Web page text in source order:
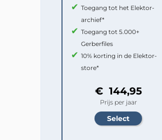
Toegang tot het Elektor-
archief*
Toegang tot 5.000+
Gerberfiles
10% korting in de Elektor-
store*
€ 144,95
Prijs per jaar